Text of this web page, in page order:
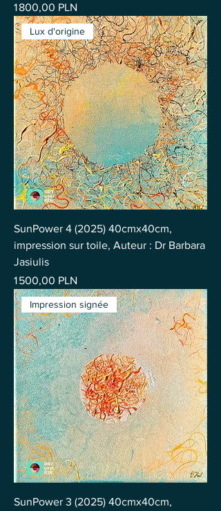
Prix
1 800,00 PLN
Lux d'origine
SunPower 4 (2025) 40cmx40cm,
impression sur toile, Auteur : Dr Barbara
Jasiulis
Prix
1 500,00 PLN
Impression signée
SunPower 3 (2025) 40cmx40cm,